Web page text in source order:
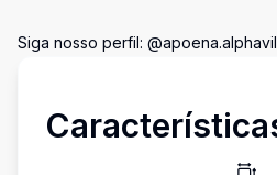
Siga nosso perfil: